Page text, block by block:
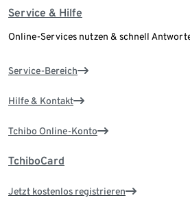
Service & Hilfe
Online-Services nutzen & schnell
Service-Bereich
Hilfe & Kontakt
Tchibo Online-Konto
TchiboCard
Jetzt kostenlos registrieren